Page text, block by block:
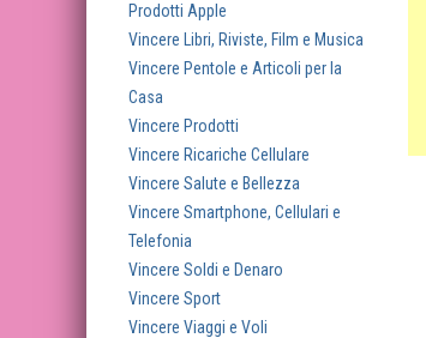
Prodotti Apple
Vincere Libri, Riviste, Film e Musica
Vincere Pentole e Articoli per la
Casa
Vincere Prodotti
Vincere Ricariche Cellulare
Vincere Salute e Bellezza
Vincere Smartphone, Cellulari e
Telefonia
Vincere Soldi e Denaro
Vincere Sport
Vincere Viaggi e Voli